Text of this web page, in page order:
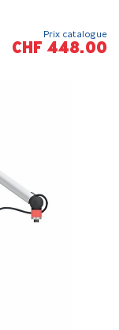
Prix catalogue
CHF 448.00